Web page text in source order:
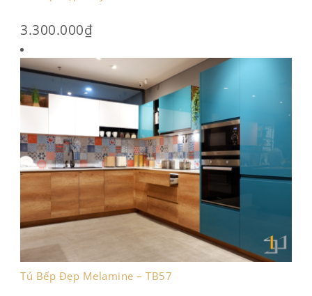
3.300.000₫
Tủ Bếp Đẹp Melamine – TB57